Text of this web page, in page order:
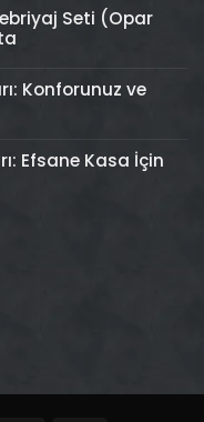
Seti (Opar
Konforunuz ve
Efsane Kasa İçin